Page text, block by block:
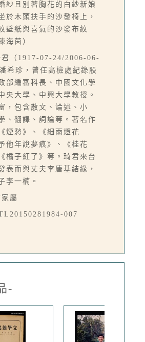
紗且別著胸花的白紗新娘
於木頭扶手的沙發椅上，
壁紙與喜氣的沙發布紋
海茵）
君（1917-07-24/2006-06-
希珍，曾任高檢處紀錄股
部編審科長、中國文化學
央大學、中興大學教授。
，包含散文、論述、小
、翻譯、詞論等。著名作
煙愁》、《細雨燈花
他年說夢痕》、《桂花
橘子紅了》等。琦君來台
表而與丈夫李唐基結緣，
李一楠。
屬
007
-